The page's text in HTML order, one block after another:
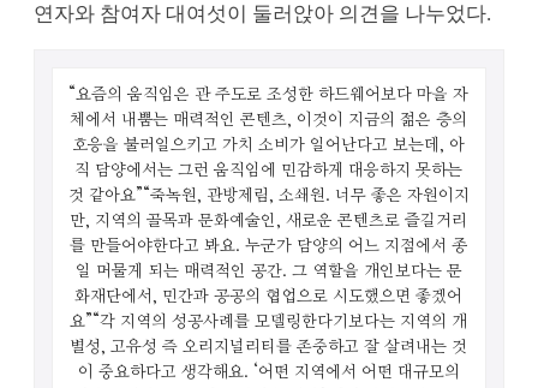
연자와 참여자 대여섯이 둘러앉아 의견을 나누었다.
“요즘의 움직임은 관 주도로 조성한 하드웨어보다 마을 자
체에서 내뿜는 매력적인 콘텐츠, 이것이 지금의 젊은 층의
호응을 불러일으키고 가치 소비가 일어난다고 보는데, 아
직 담양에서는 그런 움직임에 민감하게 대응하지 못하는
것 같아요” “죽녹원, 관방제림, 소쇄원. 너무 좋은 자원이지
만, 지역의 골목과 문화예술인, 새로운 콘텐츠로 즐길거리
를 만들어야한다고 봐요.누군가 담양의 어느 지점에서 종
일 머물게 되는 매력적인 공간. 그 역할을 개인보다는 문
화재단에서, 민간과 공공의 협업으로 시도했으면 좋겠어
요” “각 지역의 성공사례를 모델링한다기보다는 지역의 개
별성, 고유성 즉오리지널리티를 존중하고 잘 살려내는 것
이 중요하다고 생각해요.
‘어떤 지역에서 어떤 대규모의